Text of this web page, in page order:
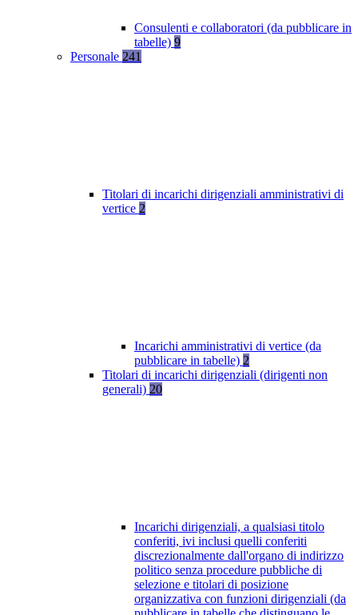
Consulenti e collaboratori (da pubblicare in
tabelle) 9
Personale 241
Titolari di incarichi dirigenziali amministrativi di
vertice 2
Incarichi amministrativi di vertice (da
pubblicare in tabelle) 2
Titolari di incarichi dirigenziali (dirigenti non
generali) 20
Incarichi dirigenziali, a qualsiasi titolo
conferiti, ivi inclusi quelli conferiti
discrezionalmente dall'organo di indirizzo
politico senza procedure pubbliche di
selezione e titolari di posizione
organizzativa con funzioni dirigenziali (da